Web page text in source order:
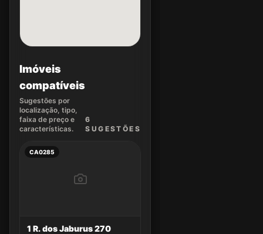
Imóveis
compatíveis
Sugestões por
localização, tipo,
faixa de preço e
características.
6
SUGEST ÕES
CA0285
1 R. dos Jaburus 270